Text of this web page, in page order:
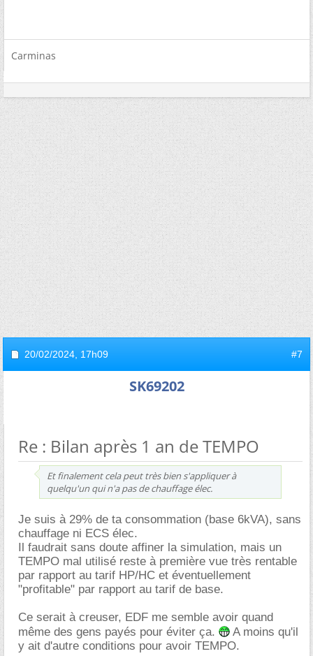
Carminas
20/02/2024, 17h09 #7
SK69202
Re : Bilan après 1 an de TEMPO
Et finalement cela peut très bien s'appliquer à
quelqu'un qui n'a pas de chauffage élec.
Je suis à 29% de ta consommation (base 6kVA), sans
chauffage ni ECS élec.
Il faudrait sans doute affiner la simulation, mais un
TEMPO mal utilisé reste à première vue très rentable
par rapport au tarif HP/HC et éventuellement
"profitable" par rapport au tarif de base.
Ce serait à creuser, EDF me semble avoir quand
même des gens payés pour éviter ça.
A moins qu'il
y ait d'autre conditions pour avoir TEMPO.